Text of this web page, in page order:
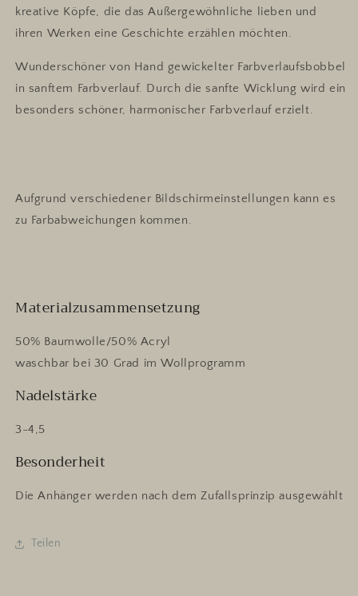
kreative Köpfe, die das Außergewöhnliche lieben und
ihren Werken eine Geschichte erzählen möchten.
Wunderschöner von Hand gewickelter Farbverlaufsbobbel
in sanftem Farbverlauf. Durch die sanfte Wicklung wird ein
besonders schöner, harmonischer Farbverlauf erzielt.
Aufgrund verschiedener Bildschirmeinstellungen kann es
zu Farbabweichungen kommen.
Materialzusammensetzung
50% Baumwolle/50% Acryl
waschbar bei 30 Grad im Wollprogramm
Nadelstärke
3-4,5
Besonderheit
Die Anhänger werden nach dem Zufallsprinzip ausgewählt
Teilen